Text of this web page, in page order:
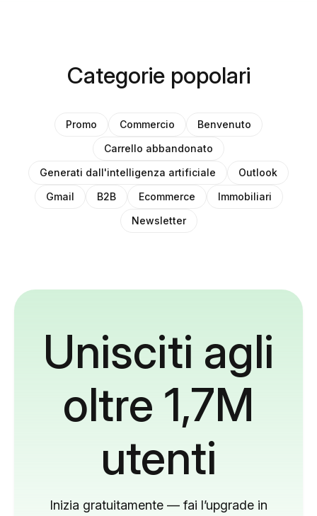
Categorie popolari
Promo Commercio
Benvenuto
Carrello abbandonato
Generati dall'intelligenza artificiale
Outlook
Gmail
B2B Ecommerce
Immobiliari
Newsletter
Unisciti agli
oltre 1,7M
utenti
Inizia gratuitamente — fai l’upgrade in